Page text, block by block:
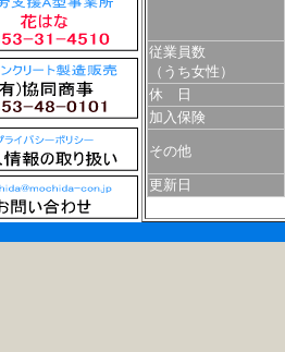
従業員数
（うち女性）
休 日
加入保険
その他
更新日